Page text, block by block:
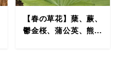
【春の草花】蘖、蕨、
鬱金桜、蒲公英、熊...